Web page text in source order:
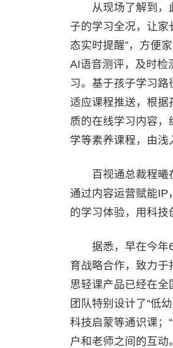
从现场了解到，此
子的学习全况，让家
态实时提醒”，方便
AI语音测评，及时检
习。基于孩子学习
适应课程推送，根据
质的在线学习内容
学等素养课程，由浅
百视通总裁程曦在
通过内容运营赋能IP
的学习体验，用科技
据悉，早在今年6
育战略合作，致力于
思轻课产品已经在
团队特别设计了“低
科技启蒙等通识课；
户和老师之间的互动